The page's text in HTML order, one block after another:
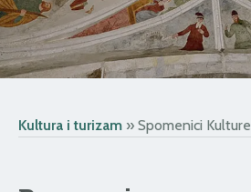
Kultura i turizam » Spomenici Kulture